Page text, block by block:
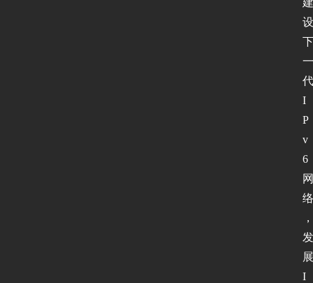
建
设
下
一
代
I
P
v
6
网
络
，
发
展
I